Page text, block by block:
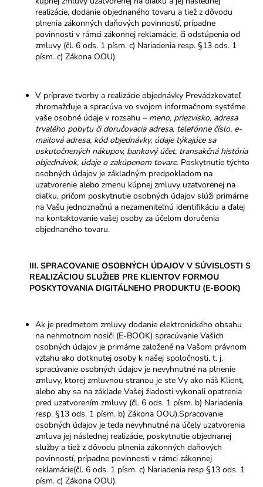
realizácie, dodanie objednaného tovaru a tiež z dôvodu
plnenia zákonných daňových povinností, prípadne
povinnosti v rámci zákonnej reklamácie, či odstúpenia od
zmluvy (čl. 6 ods. 1 písm. c) Nariadenia resp. §13 ods. 1
písm. c) Zákona OOU).
V príprave tvorby a realizácie objednávky Prevádzkovateľ
zhromažďuje a spracúva vo svojom informačnom systéme
vaše osobné údaje v rozsahu – meno, priezvisko, adresa
trvalého pobytu či doručovacia adresa, telefónne číslo, e-
mailová adresa, kód objednávky, údaje týkajúce sa
uskutočnených nákupov, bankový účet, transakčná história
objednávok, údaje o zakúpenom tovare. Poskytnutie týchto
osobných údajov je základným predpokladom na
uzatvorenie alebo zmenu kúpnej zmluvy uzatvorenej na
diaľku, pričom poskytnutie osobných údajov slúži primárne
na Vašu jednoznačnú a nezameniteľnú identifikáciu a ďalej
na kontaktovanie vašej osoby za účelom doručenia
objednaného tovaru.
III. SPRACOVANIE OSOBNÝCH ÚDAJOV V SÚVISLOSTI S
REALIZÁCIOU SLUŽIEB PRE KLIENTOV FORMOU
POSKYTOVANIA DIGITÁLNEHO PRODUKTU (E-BOOK)
Ak je predmetom zmluvy dodanie elektronického obsahu
na nehmotnom nosiči (E-BOOK) spracúvanie Vašich
osobných údajov je primárne založené na Vašom právnom
vzťahu ako dotknutej osoby k našej spoločnosti, t. j.
spracúvanie osobných údajov je nevyhnutné na plnenie
zmluvy, ktorej zmluvnou stranou je ste Vy ako náš Klient,
alebo aby sa na základe Vašej žiadosti vykonali opatrenia
pred uzatvorením zmluvy (čl. 6 ods. 1 písm. b) Nariadenia
resp. §13 ods. 1 písm. b) Zákona OOU).Spracovanie
osobných údajov je teda nevyhnutné na účely uzatvorenia
zmluva jej následnej realizácie, poskytnutie objednanej
služby a tiež z dôvodu plnenia zákonných daňových
povinností, prípadne povinnosti v rámci zákonnej
reklamácie(čl. 6 ods. 1 písm. c) Nariadenia resp §13 ods. 1
písm. c) Zákona OOU).